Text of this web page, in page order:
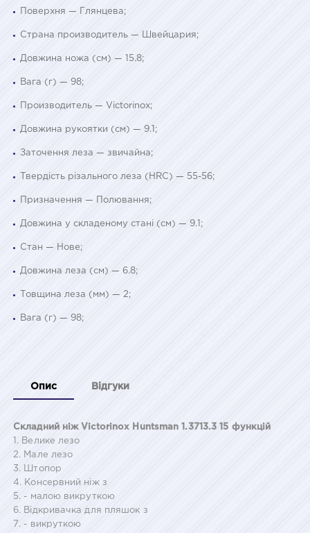
Поверхня — Глянцева;
Страна производитель — Швейцария;
Довжина ножа (см) — 15.8;
Вага (г) — 98;
Производитель — Victorinox;
Довжина рукоятки (см) — 9.1;
Заточення леза — звичайна;
Твердість різального леза (HRC) — 55-56;
Призначення — Полювання;
Довжина у складеному стані (см) — 9.1;
Стан — Нове;
Довжина леза (см) — 6.8;
Товщина леза (мм) — 2;
Вага (г) — 98;
Опис Відгуки
Складний ніж Victorinox Huntsman 1.3713.3 15 функцій
1. Велике лезо
2. Мале лезо
3. Штопор
4. Консервний ніж з
5. - малою викруткою
6. Відкривачка для пляшок з
7. - викруткою